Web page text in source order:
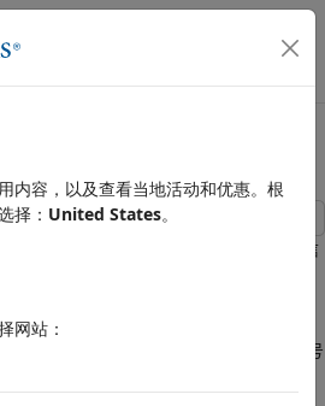
切换
的延迟
量汽车过桥时产生的振动。它们产生的信
。采样率为 11025 Hz。使用
工作区。每个信号的名称包括接收该信号
内容，以及查看当地活动和优惠。根
择： United States。
网站：